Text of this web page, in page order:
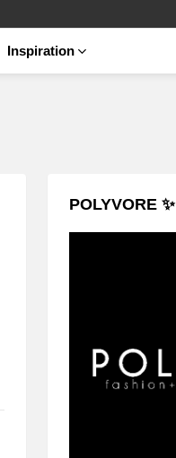
Inspiration
POLYVORE ✨